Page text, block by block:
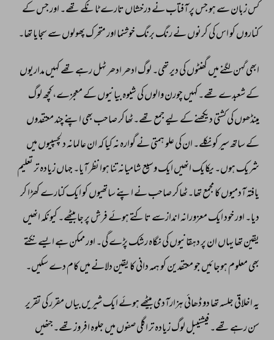
کس زبان سے ہو جس پر آفتاب نے درخشاں تارے ٹانکے تھے۔ اور جس کے
کناروں کو اس کی کرنوں نے رنگ برنگ خوشنما اور متحرک پھولوں سے سجایا تھا۔
ابھی گہن لگنے میں گھنٹوں کی دیر تھی۔ لوگ ادھر ادھر ٹہل رہے تھے کہیں مداریوں
کے شعبدے تھے۔کہیں چورن والوں کی شیوہ بیانیوں کے معجزے، کچھ لوگ
مینڈھوں کی کشتی دیکھنے کے لیے جمع تھے۔ٹھاکر صاحب بھی اپنے چند معتقدوں
کے ساتھ سیر کو نکلے۔ ان کی علو ہمتی نے گوارہ نہ کیا کہ ان عالمانہ دلچسپیوں میں
شریک ہوں۔ یکایک انھیں ایک وسیع شامیانہ تنا ہوا نظر آیا۔ جہاں زیادہ تر تعلیم
یافتہ آدمیوں کا مجمع تھا۔ٹھاکر صاحب نے اپنے ساتھیوں کو ایک کنارے کھڑا کر
دیا۔ اور خود ایک معزورانہ اندازسے تاکتے ہوئے فرش پر جا بیٹھے۔ کیونکہ انھیں
یقین تھا یہاں ان پر دہقانیوں کی نگاہ رشک پڑے گی۔ اور ممکن ہے ایسے نکتے
بھی معلوم ہوجائیں جو معتقدین کو ہمہ دانی کا یقین دلانے میں کام دے سکیں۔
یہ اخلاقی جلسہ تھا دو ڈھائی ہزارآدمی بیٹھے ہوئے ایک شیریں بیاں مقرر کی تقریر
سن رہے تھے۔ فیشنیبل لوگ زیادہ تر اگلی صفوں میں جلوہ افروز تھے۔جنھیں